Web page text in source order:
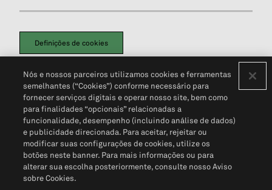
Definições de cookies
Política de PrivacidadePortal de privacidade do cliente (em inglês)
Não Venda Minhas Informações Pessoais© 2026 S&P Global
Nós e nossos parceiros utilizamos cookies e ferramentas
semelhantes (“Cookies”) conforme necessário para
fornecer serviços digitais e operar nosso site, bem como
para finalidades “opcionais” relacionadas a
funcionalidade, desempenho (incluindo análise de dados)
e publicidade direcionada. Para aceitar, rejeitar ou
modificar suas configurações de cookies, utilize os
botões neste banner. Para mais informações ou para
alterar sua escolha posteriormente, consulte nosso Aviso
sobre Cookies.